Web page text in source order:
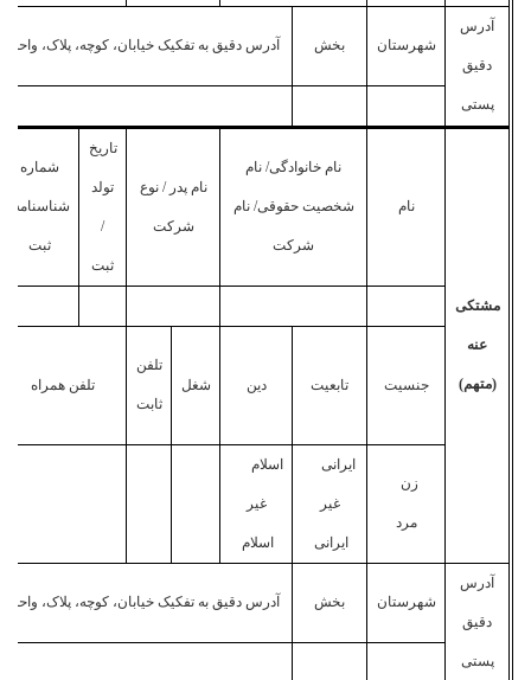
آدرس
دقیق
پستی
شهرستان بخش آدرس دقیق به تفکیک خیابان، کوچه، پلاک، واحد
مشتکی
عنه
(متهم)
نام
نام خانوادگی/ نام
شخصیت حقوقی/ نام
شرکت
نام پدر / نوع
شرکت
تاریخ
تولد
/
ثبت
شماره
شناسنامه/
ثبت
جنسیت تابعیت دین شغل
تلفن
ثابت
تلفن همراه
زن
مرد
ایرانی
غیر
ایرانی
اسلام
غیر
اسلام
آدرس
دقیق
پستی
شهرستان بخش آدرس دقیق به تفکیک خیابان، کوچه، پلاک، واحد